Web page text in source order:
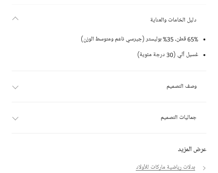
عرض المزيد
بدلات رياضية ماركات للأولاد
دليل الخامات والعناية
65% قطن، 35% بوليستر (جيرسي ناعم ومتوسط الوزن)
غسيل آلي (30 درجة مئوية)
وصف التصميم
جماليات التصميم